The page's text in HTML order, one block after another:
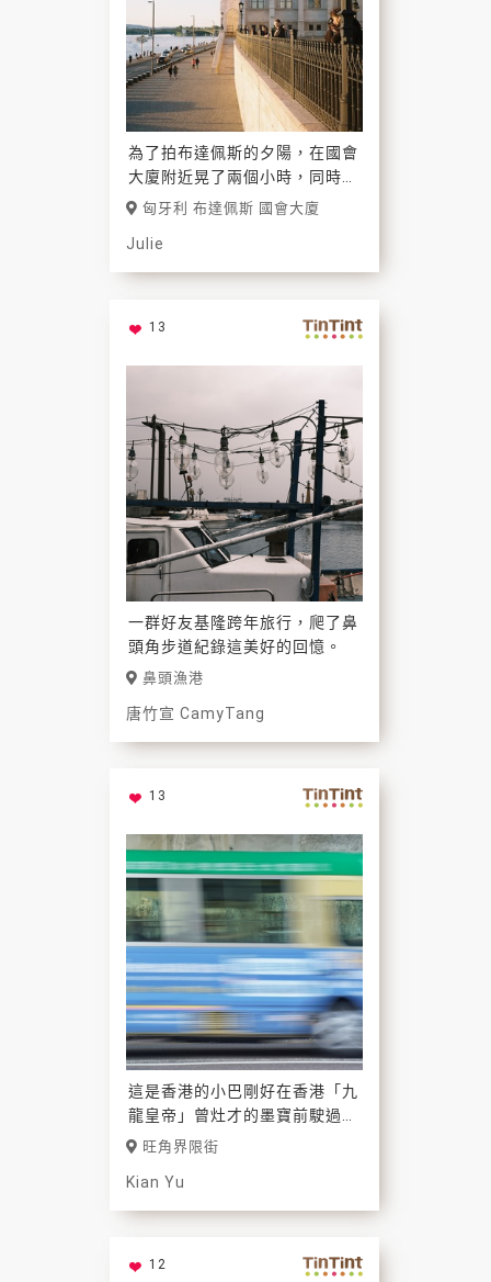
為了拍布達佩斯的夕陽，在國會
大廈附近晃了兩個小時，同時也
發現有一個攝影師也在捕捉光
匈牙利 布達佩斯 國會大廈
Julie
13
一群好友基隆跨年旅行，爬了鼻
頭角步道紀錄這美好的回憶。
鼻頭漁港
唐竹宣 CamyTang
13
這是香港的小巴剛好在香港「九
龍皇帝」曾灶才的墨寶前駛過，
透過小巴的窗，隱約看到那因油
的遺作。
旺角界限街
Kian Yu
12